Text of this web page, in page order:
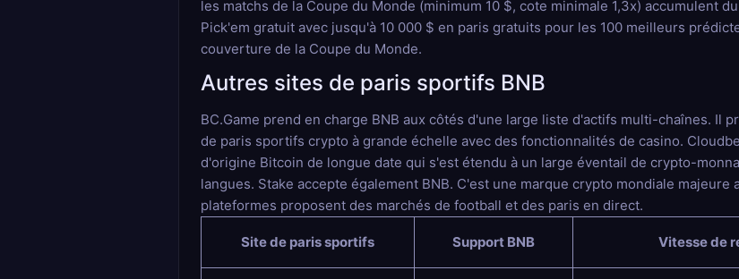
les matchs de la Coupe du Monde (minimum 10 $, cote minimale 1,3x) accumulent
Pick'em gratuit avec jusqu'à 10 000 $ en paris gratuits pour les 100 meilleurs
couverture de la Coupe du Monde.
Autres sites de paris sportifs BNB
BC.Game prend en charge BNB aux côtés d'une large liste d'actifs multi-chaînes.
de paris sportifs crypto à grande échelle avec des fonctionnalités de casino.
d'origine Bitcoin de longue date qui s'est étendu à un large éventail de crypto-
langues. Stake accepte également BNB. C'est une marque crypto mondiale
plateformes proposent des marchés de football et des paris en direct.
Site de paris sportifs Support BNB Vitesse de